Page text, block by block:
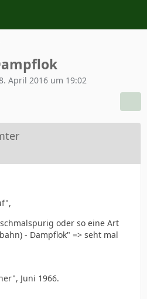
April 2016 um 19:02
oder so eine Art
- Dampflok" => seht mal
Juni 1966.